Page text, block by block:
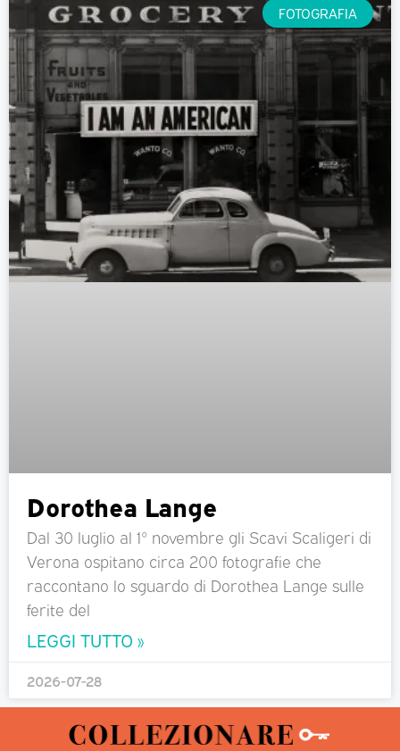
FOTOGRAFIA
Dorothea Lange
Dal 30 luglio al 1° novembre gli Scavi Scaligeri di
Verona ospitano circa 200 fotografie che
raccontano lo sguardo di Dorothea Lange sulle
ferite del
LEGGI TUTTO »
2026-07-28